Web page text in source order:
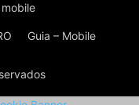
Guia – Mobile